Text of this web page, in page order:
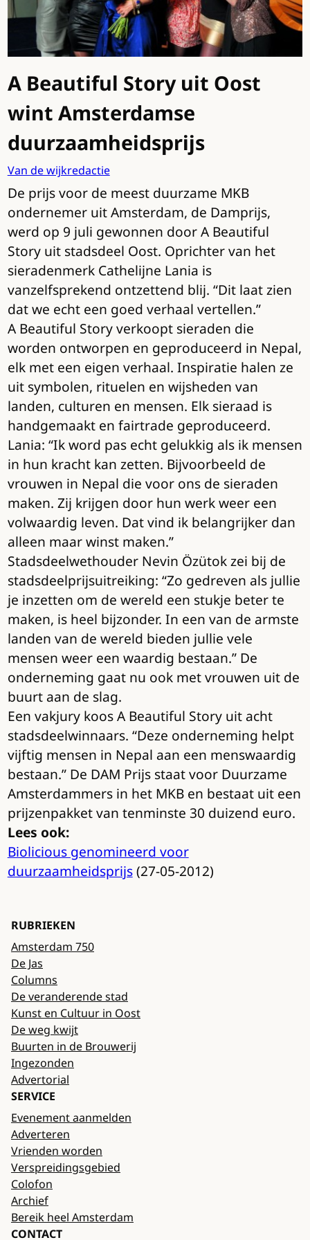
A Beautiful Story uit Oost
wint Amsterdamse
duurzaamheidsprijs
Van de wijkredactie
De prijs voor de meest duurzame MKB
ondernemer uit Amsterdam, de Damprijs,
werd op 9 juli gewonnen door A Beautiful
Story uit stadsdeel Oost. Oprichter van het
sieradenmerk Cathelijne Lania is
vanzelfsprekend ontzettend blij. “Dit laat zien
dat we echt een goed verhaal vertellen.”
A Beautiful Story verkoopt sieraden die
worden ontworpen en geproduceerd in Nepal,
elk met een eigen verhaal. Inspiratie halen ze
uit symbolen, rituelen en wijsheden van
landen, culturen en mensen. Elk sieraad is
handgemaakt en fairtrade geproduceerd.
Lania: “Ik word pas echt gelukkig als ik mensen
in hun kracht kan zetten. Bijvoorbeeld de
vrouwen in Nepal die voor ons de sieraden
maken. Zij krijgen door hun werk weer een
volwaardig leven. Dat vind ik belangrijker dan
alleen maar winst maken.”
Stadsdeelwethouder Nevin Özütok zei bij de
stadsdeelprijsuitreiking: “Zo gedreven als jullie
je inzetten om de wereld een stukje beter te
maken, is heel bijzonder. In een van de armste
landen van de wereld bieden jullie vele
mensen weer een waardig bestaan.” De
onderneming gaat nu ook met vrouwen uit de
buurt aan de slag.
Een vakjury koos A Beautiful Story uit acht
stadsdeelwinnaars. “Deze onderneming helpt
vijftig mensen in Nepal aan een menswaardig
bestaan.” De DAM Prijs staat voor Duurzame
Amsterdammers in het MKB en bestaat uit een
prijzenpakket van tenminste 30 duizend euro.
Lees ook:
Biolicious genomineerd voor
duurzaamheidsprijs(27-05-2012)
RUBRIEKEN
Amsterdam 750
De Jas
Columns
De veranderende stad
Kunst en Cultuur in Oost
De weg kwijt
Buurten in de Brouwerij
Ingezonden
Advertorial
SERVICE
Evenement aanmelden
Adverteren
Vrienden worden
Verspreidingsgebied
Colofon
Archief
Bereik heel Amsterdam
CONTACT